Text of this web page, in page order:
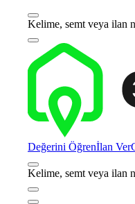
Kelime, semt veya ilan
Değerini Öğrenİlan Ver
Kelime, semt veya ilan